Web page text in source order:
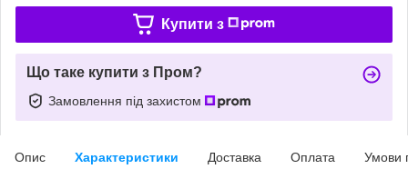
Купити з
Що таке купити з Пром?
Замовлення під захистом
Опис Характеристики Доставка Оплата Умови